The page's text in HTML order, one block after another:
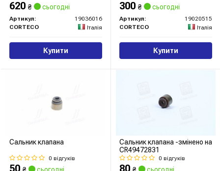
620 ₴ сьогодні
Артикул:
19036016
CORTECO
Італія
Купити
300 ₴ сьогодні
Артикул:
19020515
CORTECO
Італія
Купити
Сальник клапана
0 відгуків
50 ₴ сьогодні
Сальник клапана -змінено на
CR49472831
0 відгуків
80 ₴ сьогодні